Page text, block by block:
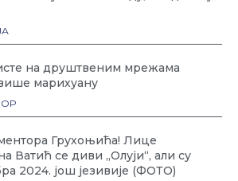
на друштвеним мрежама
марихуану
Грухоњића! Лице
Ватић се диви „Олуји“, али су
2024. још језивије (ФОТО)